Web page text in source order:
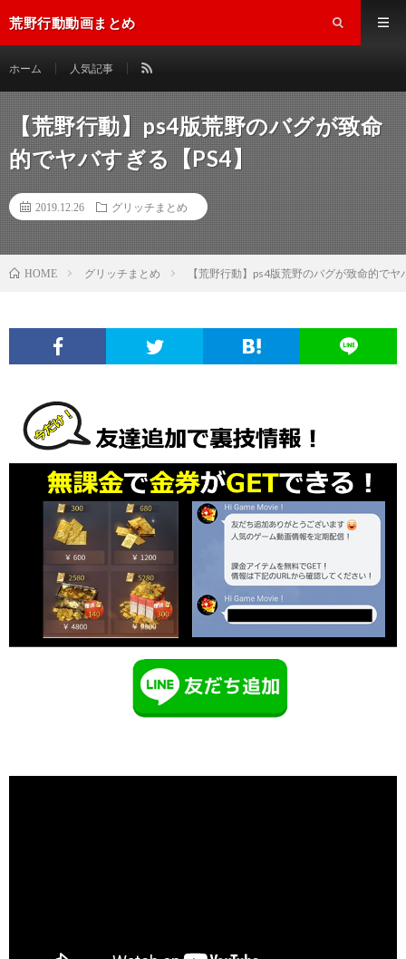
荒野行動動画まとめ
ホーム 人気記事
【荒野行動】ps4版荒野のバグが致命
的でヤバすぎる【PS4】
2019.12.26 グリッチまとめ
HOME グリッチまとめ 【荒野行動】ps4版荒野のバグが致命的でヤ